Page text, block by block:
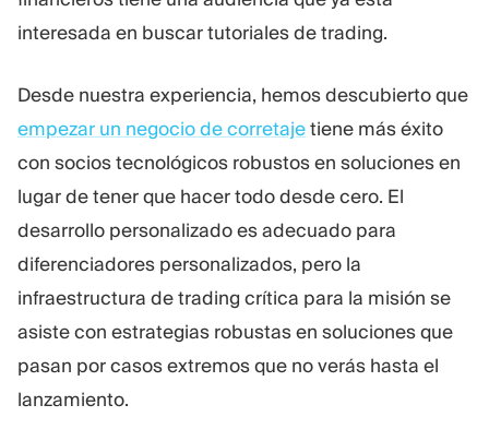
interesada en buscar tutoriales de trading.
Desde nuestra experiencia, hemos descubierto que
empezar un negocio de corretajetiene más éxito
con socios tecnológicos robustos en soluciones en
lugar de tener que hacer todo desde cero. El
desarrollo personalizado es adecuado para
diferenciadores personalizados, pero la
infraestructura de trading crítica para la misión se
asiste con estrategias robustas en soluciones que
pasan por casos extremos que no verás hasta el
lanzamiento.